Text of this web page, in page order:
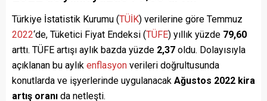
Türkiye İstatistik Kurumu (TÜİK) verilerine göre Temmuz
2022‘de, Tüketici Fiyat Endeksi (TÜFE) yıllık yüzde 79,60
arttı. TÜFE artışı aylık bazda yüzde 2,37 oldu. Dolayısıyla
açıklanan bu aylık enflasyon verileri doğrultusunda
konutlarda ve işyerlerinde uygulanacak Ağustos 2022 kira
artış oranı da netleşti.